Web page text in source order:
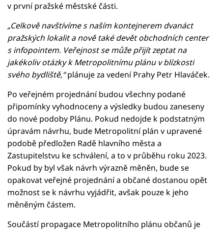
v první pražské městské části.
„Celkově navštívíme s naším kontejnerem dvanáct
pražských lokalit a nově také devět obchodních center
s infopointem. Veřejnost se může přijít zeptat na
jakékoliv otázky k Metropolitnímu plánu v blízkosti
svého bydliště,“plánuje za vedení Prahy Petr Hlaváček.
Po veřejném projednání budou všechny podané
připomínky vyhodnoceny a výsledky budou zaneseny
do nové podoby Plánu. Pokud nedojde k podstatným
úpravám návrhu, bude Metropolitní plán v upravené
podobě předložen Radě hlavního města a
Zastupitelstvu ke schválení, a to v průběhu roku 2023.
Pokud by byl však návrh výrazně měněn, bude se
opakovat veřejné projednání a občané dostanou opět
možnost se k návrhu vyjádřit, avšak pouze k jeho
měněným částem.
Součástí propagace Metropolitního plánu občanů je